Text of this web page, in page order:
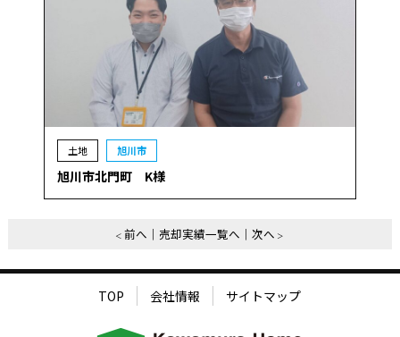
土地 旭川市
旭川市北門町 K様
前へ 売却実績一覧へ 次へ
TOP 会社情報 サイトマップ